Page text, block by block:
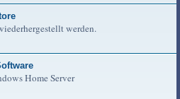
werden.
Home Server